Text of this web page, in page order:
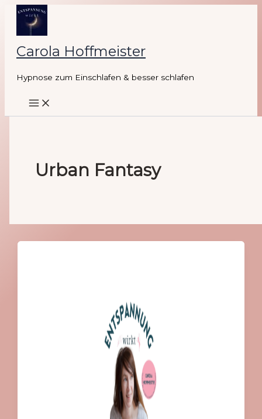
Zum
Inhalt
springen
Carola Hoffmeister
Hypnose zum Einschlafen & besser schlafen
Main
Menu
Urban Fantasy